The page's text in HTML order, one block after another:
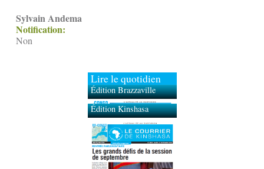
Sylvain Andema
Notification:
Non
Lire le quotidien
Édition Brazzaville
Édition Kinshasa